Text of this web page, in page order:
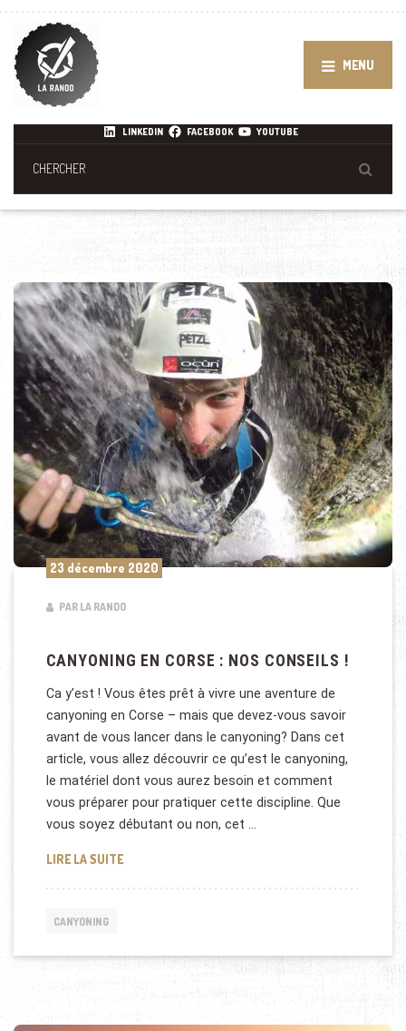
MENU
LINKEDIN FACEBOOK YOUTUBE
23 décembre 2020
PAR LA RANDO
CANYONING EN CORSE : NOS CONSEILS !
Ca y’est ! Vous êtes prêt à vivre une aventure de
canyoning en Corse – mais que devez-vous savoir
avant de vous lancer dans le canyoning? Dans cet
article, vous allez découvrir ce qu’est le canyoning,
le matériel dont vous aurez besoin et comment
vous préparer pour pratiquer cette discipline. Que
vous soyez débutant ou non, cet …
LIRE LA SUITECANYONING EN CORSE : NOS CONSEILS !
CANYONING